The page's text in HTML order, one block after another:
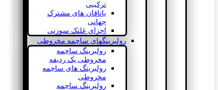
ترکیبی
یاتاقان های مشترک
جهانی
اجزای غلتک سوزنی
رولبرینگهای ساچمه مخروطی
رولبرینگ ساچمه
مخروطی یک ردیفه
رولبرینگ های ساچمه
مخروطی
رولبرینگ ساچمه